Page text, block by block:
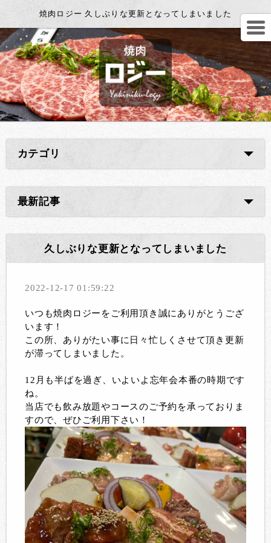
焼肉ロジー 久しぶりな更新となってしまいました
カテゴリ
最新記事
久しぶりな更新となってしまいました
2022-12-17 01:59:22
いつも焼肉ロジーをご利用頂き誠にありがとうござ
います！
この所、ありがたい事に日々忙しくさせて頂き更新
が滞ってしまいました。
12月も半ばを過ぎ、いよいよ忘年会本番の時期です
ね。
当店でも飲み放題やコースのご予約を承っておりま
すので、ぜひご利用下さい！